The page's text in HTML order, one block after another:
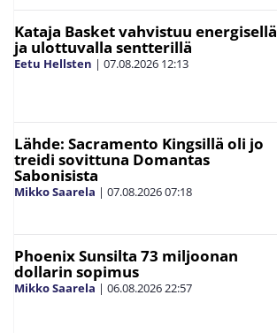
Kataja Basket vahvistuu energisellä
ja ulottuvalla sentterillä
Eetu Hellsten | 07.08.2026 12:13
Lähde: Sacramento Kingsillä oli jo
treidi sovittuna Domantas
Sabonisista
Mikko Saarela | 07.08.202607:18
Phoenix Sunsilta 73 miljoonan
dollarin sopimus
Mikko Saarela | 06.08.202622:57